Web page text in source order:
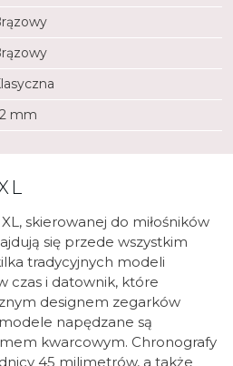
mm
skierowanej do miłośników
się przede wszystkim
tradycyjnych modeli
czas i datownik, które
designem zegarków
napędzane są
kwarcowym. Chronografy
45 milimetrów, a także